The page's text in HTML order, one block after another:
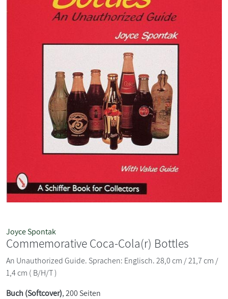
Joyce Spontak
Commemorative Coca-Cola(r) Bottles
An Unauthorized Guide. Sprachen: Englisch. 28,0 cm / 21,7 cm /
1,4 cm ( B/H/T )
Buch (Softcover), 200 Seiten